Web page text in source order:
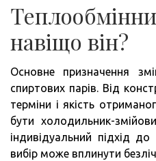
навіщо він?
Основне призначення
спиртових парів. Від
терміни і якість
бути холодильник-
індивідуальний підхід
вибір може вплинути